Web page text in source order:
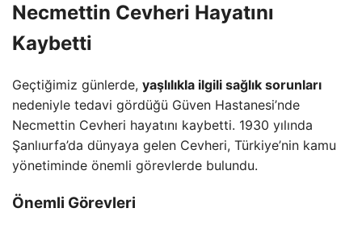
Necmettin Cevheri Hayatını
Kaybetti
Geçtiğimiz günlerde, yaşlılıkla ilgili sağlık sorunları
nedeniyle tedavi gördüğü Güven Hastanesi’nde
Necmettin Cevheri hayatını kaybetti. 1930 yılında
Şanlıurfa’da dünyaya gelen Cevheri, Türkiye’nin kamu
yönetiminde önemli görevlerde bulundu.
Önemli Görevleri